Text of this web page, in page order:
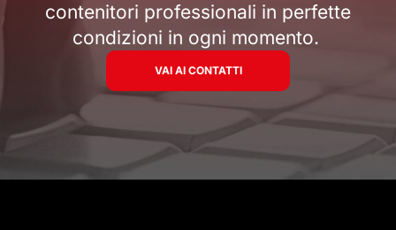
contenitori professionali in perfette
condizioni in ogni momento.
VAI AI CONTATTI